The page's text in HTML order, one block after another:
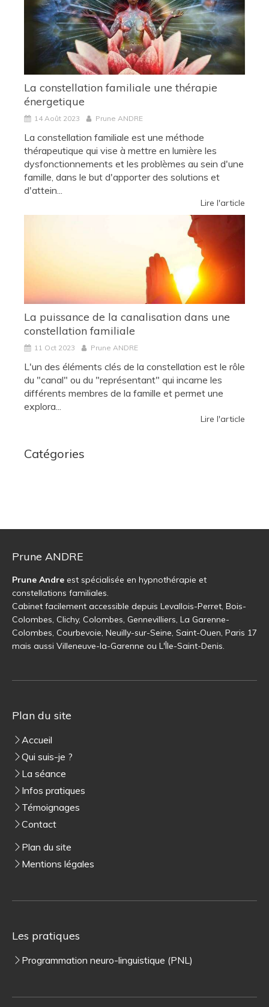
La constellation familiale une thérapie
énergetique
14 Août 2023 Prune ANDRE
La constellation familiale est une méthode
thérapeutique qui vise à mettre en lumière les
dysfonctionnements et les problèmes au sein d'une
famille, dans le but d'apporter des solutions et
d'attein...
Lire l'article
La puissance de la canalisation dans une
constellation familiale
11 Oct 2023 Prune ANDRE
L'un des éléments clés de la constellation est le rôle
du "canal" ou du "représentant" qui incarne les
différents membres de la famille et permet une
explora...
Lire l'article
Catégories
Prune ANDRE
Prune Andre est spécialisée en hypnothérapie et
constellations familiales.
Cabinet facilement accessible depuis Levallois-Perret, Bois-
Colombes, Clichy, Colombes, Gennevilliers, La Garenne-
Colombes, Courbevoie, Neuilly-sur-Seine, Saint-Ouen, Paris 17
mais aussi Villeneuve-la-Garenne ou L'Île-Saint-Denis.
Plan du site
Accueil
Qui suis-je ?
La séance
Infos pratiques
Témoignages
Contact
Plan du site
Mentions légales
Les pratiques
Programmation neuro-linguistique (PNL)